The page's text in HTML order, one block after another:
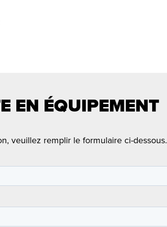
EN ÉQUIPEMENT
veuillez remplir le formulaire ci-dessous.